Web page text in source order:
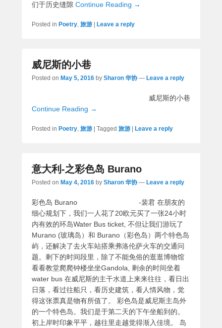
们于历史缝隙 Continue Reading →
Posted in Poetry, 旅游 Leave a reply
威尼斯的小巷
Posted on May 5, 2016 by Sharon 华协 — Leave a reply
威尼斯的小巷
Continue Reading →
Posted in Poetry, 旅游 Tagged 旅游 Leave a reply
意大利-之彩色岛 Burano
Posted on May 4, 2016 by Sharon 华协 — Leave a reply
彩色岛 Burano -裴君 在朋友的
细心规划下，我们一人花了20欧元买了一张24小时
内有效的环岛Water Bus ticket, 不但让我们游玩了
Murano (玻璃岛）和 Burano（彩色岛）两个特色岛
屿，还解决了去火车站搭乘弗洛伦萨火车的交通问
题。剩下的时间段里，除了不能免俗的逛逛博物馆
看看教堂爬爬钟楼坐坐Gandola, 剩余的时间坐着
water bus 在威尼斯的主干水道上来来往往，看日出
日落，看过往船只，看历史建筑，看人情风物，觉
得这张票真是物有所值了。 彩色岛是威尼斯主岛外
的一个特色岛。我们是于第二天的下午坐船到的。
初上岸时印象平平，越往里走越觉得渐入佳境。 岛